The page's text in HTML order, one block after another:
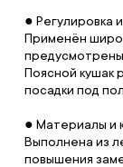
● Регулировка
Применён
предусмотрены
Поясной кушак
посадки под
● Материалы и
Выполнена из
повышения